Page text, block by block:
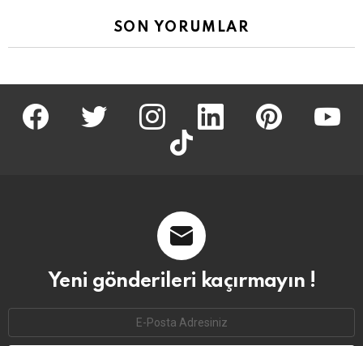
SON YORUMLAR
facebook twitter İnstagram linkedin pinterest
tiktok
Yeni gönderileri kaçırmayın !